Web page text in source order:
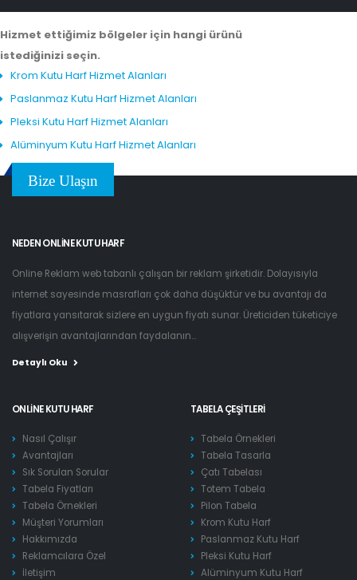
Hizmet ettiğimiz bölgeler için hangi ürünü
istediğinizi seçin.
Krom Kutu Harf Hizmet Alanları
Paslanmaz Kutu Harf Hizmet Alanları
Pleksi Kutu Harf Hizmet Alanları
Alüminyum Kutu Harf Hizmet Alanları
Bize Ulaşın
NEDEN ONLINE KUTU HARF
Online Reklam web tabanlı çalışan bir reklam şirketidir. Dolayısıyla
internet sayesinde masrafları çok daha düşüktür ve bu avantajı da
fiyatlara yansıtarak sizlere en uygun fiyatı sunar. Üreticiden tüketiciye
alışverişin avantajlarından faydalanın...
Detaylı Oku
ONLINE KUTU HARF
Nasıl Çalışır
Avantajları
Sık Sorulan Sorular
Tabela Fiyatları
Tabela Örnekleri
Müşteri Yorumları
Hakkımızda
Reklamcılara Özel
İletişim
TABELA ÇEŞITLERI
Tabela Örnekleri
Tabela Tasarla
Çatı Tabelası
Totem Tabela
Pilon Tabela
Krom Kutu Harf
Paslanmaz Kutu Harf
Pleksi Kutu Harf
Alüminyum Kutu Harf